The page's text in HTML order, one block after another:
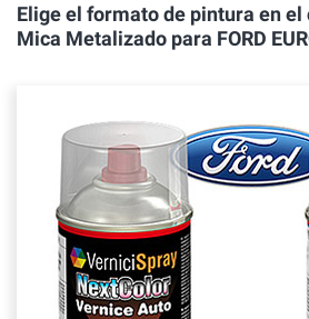
Elige el formato de pintura en el
Mica Metalizado para FORD